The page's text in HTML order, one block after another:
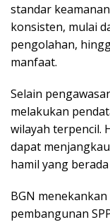
standar
konsisten, mulai
pengolahan,
manfaat.
Selain
melakukan
wilayah terpencil.
dapat
hamil yang
BGN
pembangunan